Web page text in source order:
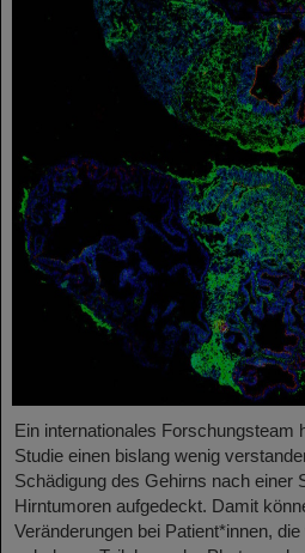
Ein internationales Forschungsteam
Studie einen bislang wenig
Schädigung des Gehirns nach einer
Hirntumoren aufgedeckt. Damit
Veränderungen bei Patient*innen,